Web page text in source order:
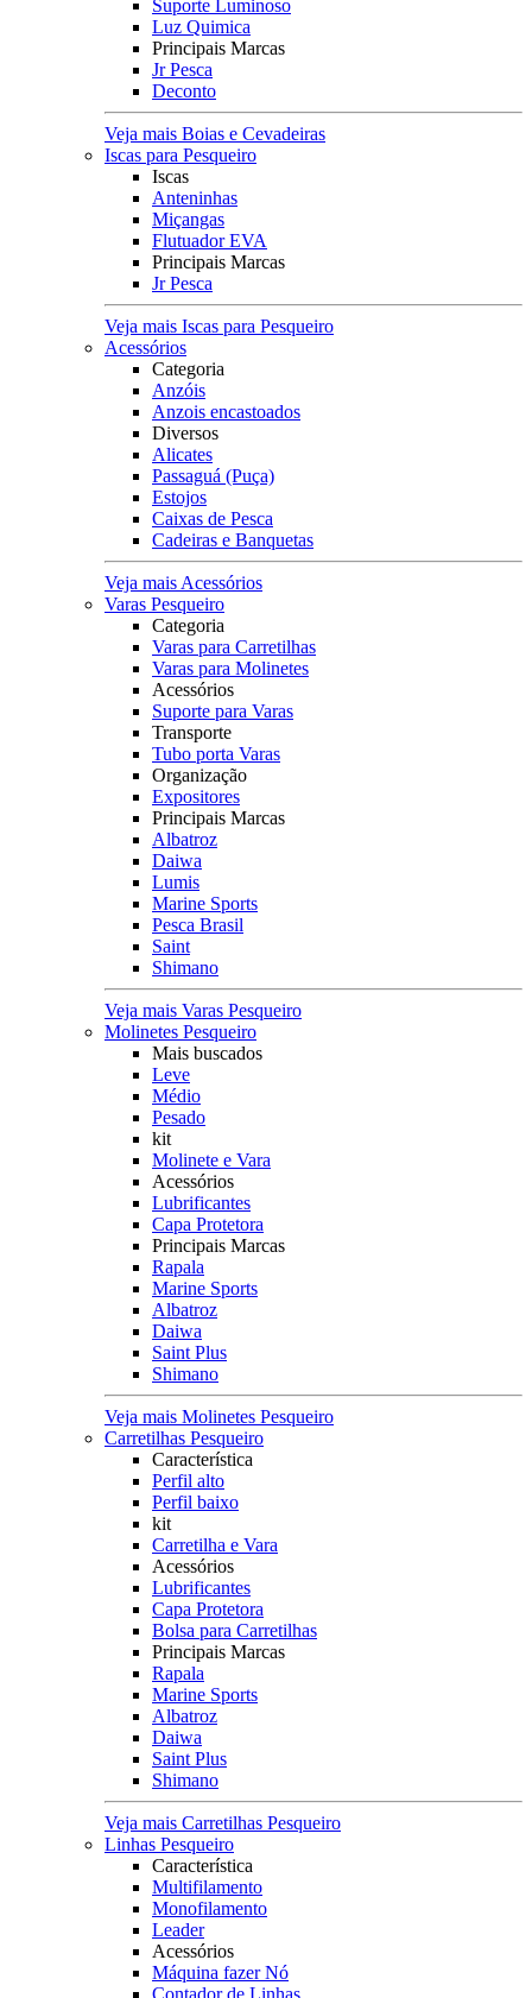
Suporte Luminoso
Luz Quimica
Principais Marcas
Jr Pesca
Deconto
Veja mais Boias e Cevadeiras
Iscas para Pesqueiro
Iscas
Anteninhas
Miçangas
Flutuador EVA
Principais Marcas
Jr Pesca
Veja mais Iscas para Pesqueiro
Acessórios
Categoria
Anzóis
Anzois encastoados
Diversos
Alicates
Passaguá (Puça)
Estojos
Caixas de Pesca
Cadeiras e Banquetas
Veja mais Acessórios
Varas Pesqueiro
Categoria
Varas para Carretilhas
Varas para Molinetes
Acessórios
Suporte para Varas
Transporte
Tubo porta Varas
Organização
Expositores
Principais Marcas
Albatroz
Daiwa
Lumis
Marine Sports
Pesca Brasil
Saint
Shimano
Veja mais Varas Pesqueiro
Molinetes Pesqueiro
Mais buscados
Leve
Médio
Pesado
kit
Molinete e Vara
Acessórios
Lubrificantes
Capa Protetora
Principais Marcas
Rapala
Marine Sports
Albatroz
Daiwa
Saint Plus
Shimano
Veja mais Molinetes Pesqueiro
Carretilhas Pesqueiro
Característica
Perfil alto
Perfil baixo
kit
Carretilha e Vara
Acessórios
Lubrificantes
Capa Protetora
Bolsa para Carretilhas
Principais Marcas
Rapala
Marine Sports
Albatroz
Daiwa
Saint Plus
Shimano
Veja mais Carretilhas Pesqueiro
Linhas Pesqueiro
Característica
Multifilamento
Monofilamento
Leader
Acessórios
Máquina fazer Nó
Contador de Linhas